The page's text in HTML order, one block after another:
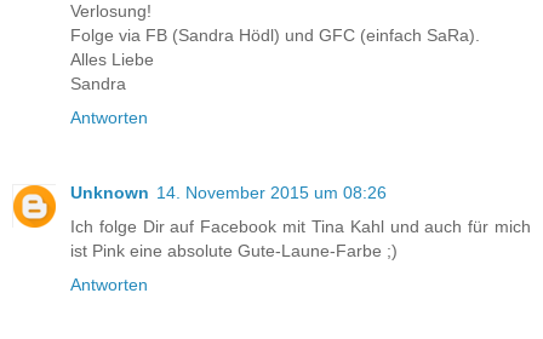
Verlosung!
Folge via FB (Sandra Hödl) und GFC (einfach SaRa).
Alles Liebe
Sandra
Antworten
Unknown 14. November 2015 um 08:26
Ich folge Dir auf Facebook mit Tina Kahl und auch für mich
ist Pink eine absolute Gute-Laune-Farbe ;)
Antworten